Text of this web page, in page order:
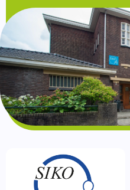
Schoolgids
Gezonde school
Kinderopvang
BSO
Routebeschrijving
Privacy